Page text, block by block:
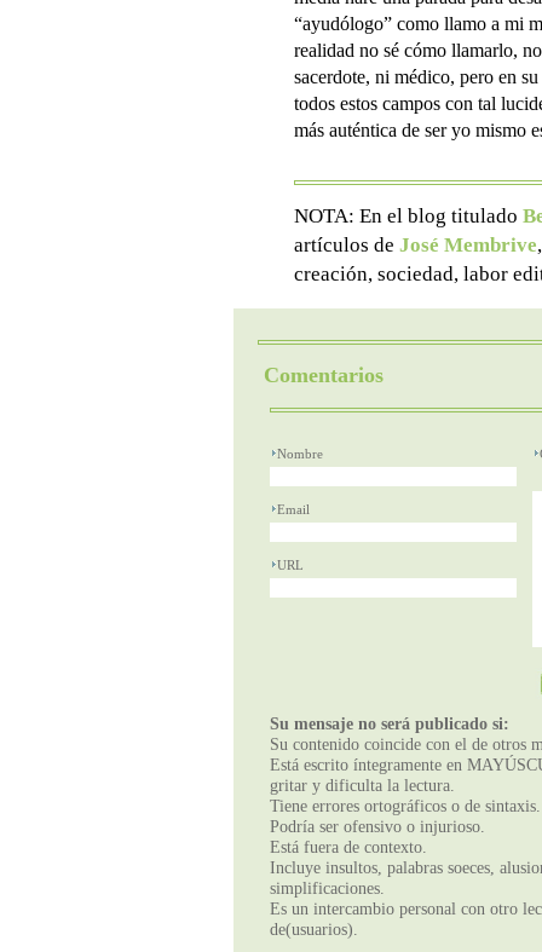
“ayudólogo” como llamo a mi
realidad no sé cómo llamarlo,
sacerdote, ni médico, pero en
todos estos campos con tal
más auténtica de ser yo mismo
NOTA: En el blog titulado
artículos de José Membrive
creación, sociedad, labor
Comentarios
Nombre
Email
URL
Su mensaje no será publicado si:
Su contenido coincide con el de otros
Está escrito íntegramente en
gritar y dificulta la lectura.
Tiene errores ortográficos o de sintaxis.
Podría ser ofensivo o injurioso.
Está fuera de contexto.
Incluye insultos, palabras soeces,
simplificaciones.
Es un intercambio personal con otro
de(usuarios).